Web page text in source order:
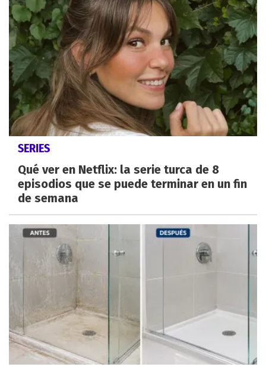
SERIES
Qué ver en Netflix: la serie turca de 8
episodios que se puede terminar en un fin
de semana